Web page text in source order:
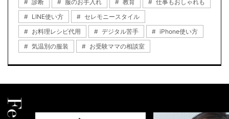
診断 服のお手入れ 教育
仕事もおしゃれも
LINE使い方
セレモニースタイル
お料理レシピ代用
デジタル苦手
iPhone使い方
気温別の服装
お受験ママの相談室